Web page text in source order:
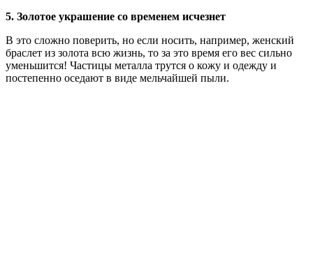
5. Золотое украшение со временем исчезнет
В это сложно поверить, но если носить, например, женский
браслет из золота всю жизнь, то за это время его вес сильно
уменьшится! Частицы металла трутся о кожу и одежду и
постепенно оседают в виде мельчайшей пыли.